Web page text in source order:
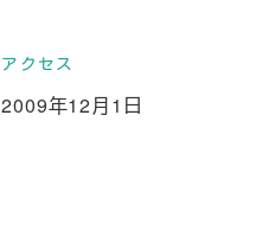
アクセス
投稿日
2009年12月1日